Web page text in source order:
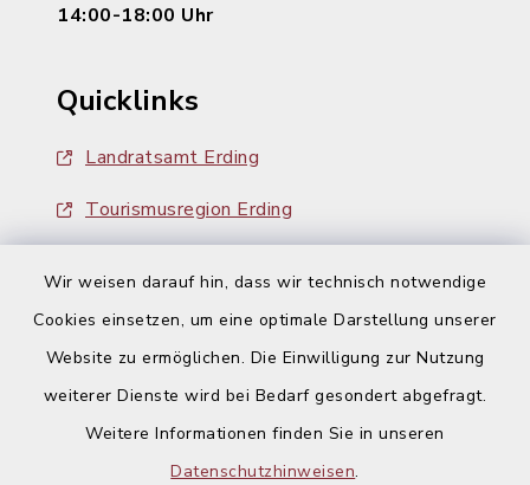
Wir weisen darauf hin, dass wir technisch notwendige
Cookies einsetzen, um eine optimale Darstellung unserer
Website zu ermöglichen. Die Einwilligung zur Nutzung
weiterer Dienste wird bei Bedarf gesondert abgefragt.
Weitere Informationen finden Sie in unseren
Datenschutzhinweisen.
14:00-18:00 Uhr
Quicklinks
Landratsamt Erding
Tourismusregion Erding
Kontakt